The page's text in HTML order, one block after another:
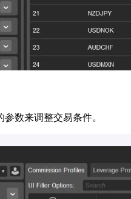
数来调整交易条件。